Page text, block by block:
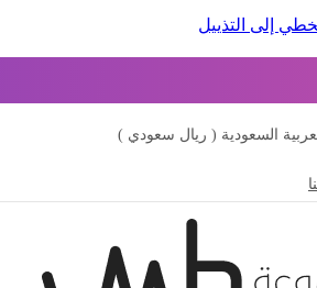
إلى التذييل
السعودية ( ريال سعودي )